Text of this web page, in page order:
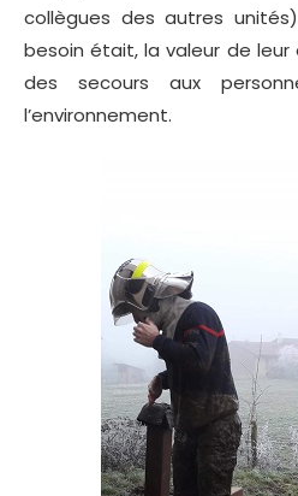
collègues des autres
besoin était, la valeur de
des secours aux
l’environnement.